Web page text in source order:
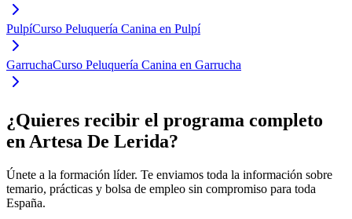
PulpíCurso Peluquería Canina en Pulpí
GarruchaCurso Peluquería Canina en Garrucha
¿Quieres recibir el programa completo
en Artesa De Lerida?
Únete a la formación líder. Te enviamos toda la información sobre
temario, prácticas y bolsa de empleo sin compromiso para toda
España.